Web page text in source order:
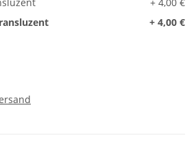
+ 4,00 €